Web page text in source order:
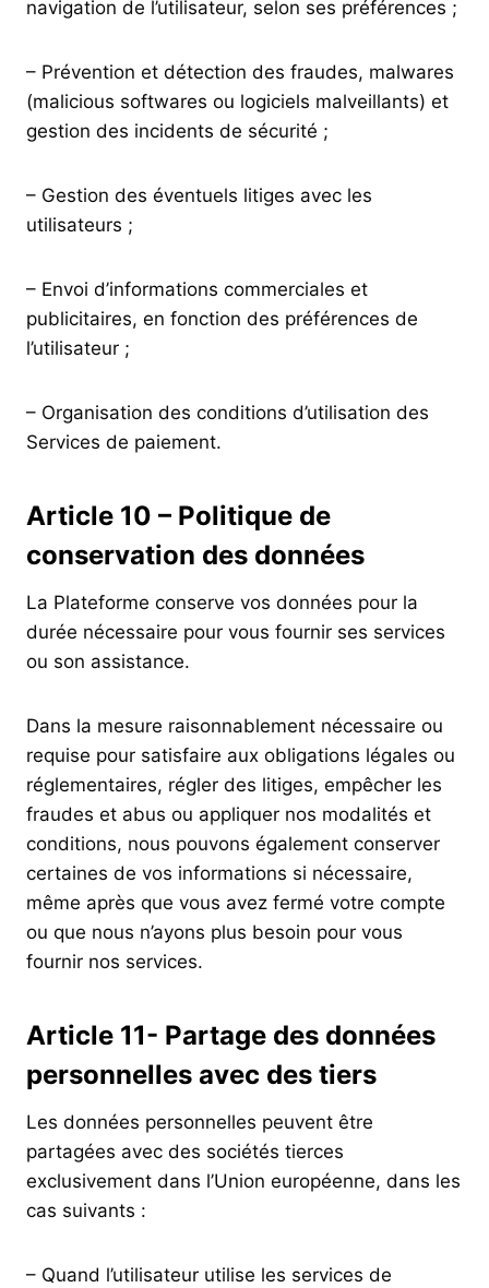
navigation de l’utilisateur, selon ses préférences ;
– Prévention et détection des fraudes, malwares
(malicious softwares ou logiciels malveillants) et
gestion des incidents de sécurité ;
– Gestion des éventuels litiges avec les
utilisateurs ;
– Envoi d’informations commerciales et
publicitaires, en fonction des préférences de
l’utilisateur ;
– Organisation des conditions d’utilisation des
Services de paiement.
Article 10 – Politique de
conservation des données
La Plateforme conserve vos données pour la
durée nécessaire pour vous fournir ses services
ou son assistance.
Dans la mesure raisonnablement nécessaire ou
requise pour satisfaire aux obligations légales ou
réglementaires, régler des litiges, empêcher les
fraudes et abus ou appliquer nos modalités et
conditions, nous pouvons également conserver
certaines de vos informations si nécessaire,
même après que vous avez fermé votre compte
ou que nous n’ayons plus besoin pour vous
fournir nos services.
Article 11- Partage des données
personnelles avec des tiers
Les données personnelles peuvent être
partagées avec des sociétés tierces
exclusivement dans l’Union européenne, dans les
cas suivants :
– Quand l’utilisateur utilise les services de